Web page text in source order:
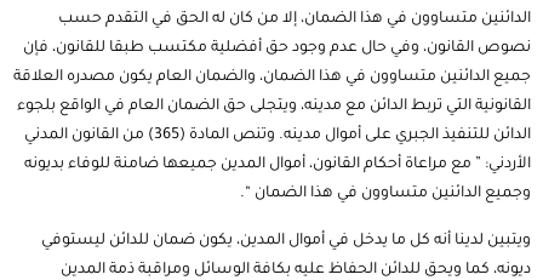
الدائنين متساوون في هذا الضمان، إلا من كان له الحق في التقدم حسب
نصوص القانون، وفي حال عدم وجود حق أفضلية مكتسب طبقا للقانون، فإن
جميع الدائنين متساوون في هذا الضمان، والضمان العام يكون مصدره العلاقة
القانونية التي تربط الدائن مع مدينه، ويتجلى حق الضمان العام في الواقع بلجوء
الدائن للتنفيذ الجبري على أموال مدينه. وتنص المادة (365) من
القانون المدني
الأردني: ” مع مراعاة أحكام القانون، أموال المدين جميعها ضامنة للوفاء بديونه
وجميع الدائنين متساوون في هذا الضمان “.
ويتبين لدينا أنه كل ما يدخل في أموال المدين، يكون ضمان للدائن ليستوفي
ديونه، كما ويحق للدائن الحفاظ عليه بكافة الوسائل ومراقبة ذمة المدين